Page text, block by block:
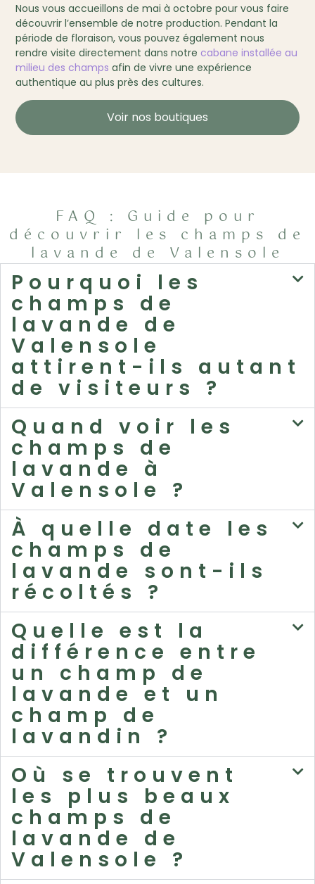
Nous vous accueillons de mai à octobre pour vous faire
découvrir l’ensemble de notre production. Pendant la
période de floraison, vous pouvez également nous
rendre visite directement dans notre cabane installée au
milieu des champs afin de vivre une expérience
authentique au plus près des cultures.
Voir nos boutiques
FAQ : Guide pour
découvrir les champs de
lavande de Valensole
Pourquoi les
champs de
lavande de
Valensole
attirent-ils autant
de visiteurs ?
Quand voir les
champs de
lavande à
Valensole ?
À quelle date les
champs de
lavande sont-ils
récoltés ?
Quelle est la
différence entre
un champ de
lavande et un
champ de
lavandin ?
Où se trouvent
les plus beaux
champs de
lavande de
Valensole ?